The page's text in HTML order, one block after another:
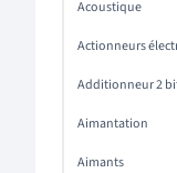
Acoustique
Actionneurs
Additionneur 2
Aimantation
Aimants